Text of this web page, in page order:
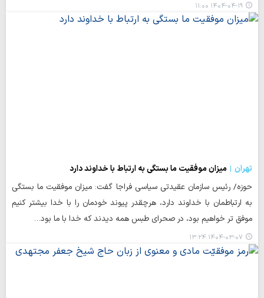
۱۴۰۴-۰۴-۱۹ ۱۱:۰۰
تهران
میزان موفقیت ما بستگی به ارتباط با خداوند دارد
حوزه/ رئیس سازمان عقیدتی سیاسی فراجا گفت: میزان موفقیت ما بستگی
به ارتباطمان با خداوند دارد، هرچقدر پیوند خودمان را با خدا بیشتر کنیم
موفق تر خواهیم بود، در صحرای طبس همه دیدند که خدا با ما بود…
۱۴۰۴-۰۳-۰۷ ۱۳:۲۴